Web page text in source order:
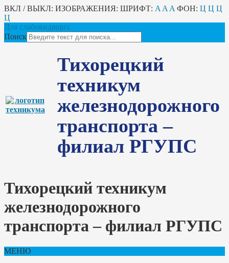
ВКЛ / ВЫКЛ: ИЗОБРАЖЕНИЯ: ШРИФТ: A A A ФОН: Ц Ц Ц
Ц
Для слабовидящих
Поиск
Тихорецкий
техникум
железнодорожного
транспорта –
филиал РГУПС
Тихорецкий техникум
железнодорожного
транспорта – филиал РГУПС
МЕНЮ